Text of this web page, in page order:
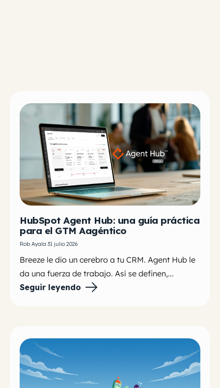
HubSpot Agent Hub: una guía práctica
para el GTM Aagéntico
Rob Ayala 31 julio 2026
Breeze le dio un cerebro a tu CRM. Agent Hub le
da una fuerza de trabajo. Así se definen,...
Seguir leyendo